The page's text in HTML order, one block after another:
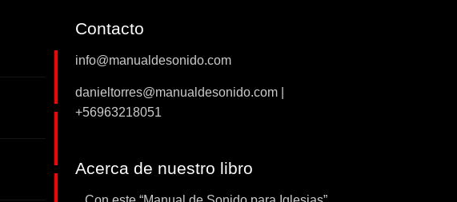
Contacto
info@manualdesonido.com
danieltorres@manualdesonido.com |
+56963218051
Acerca de nuestro libro